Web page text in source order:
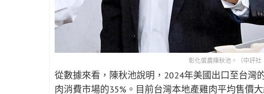
彰化蛋農陳秋池。（中評社
從數據來看，陳秋池說明，2024年美國出口至台灣
肉消費市場的35%。目前台灣本地產雞肉平均售價